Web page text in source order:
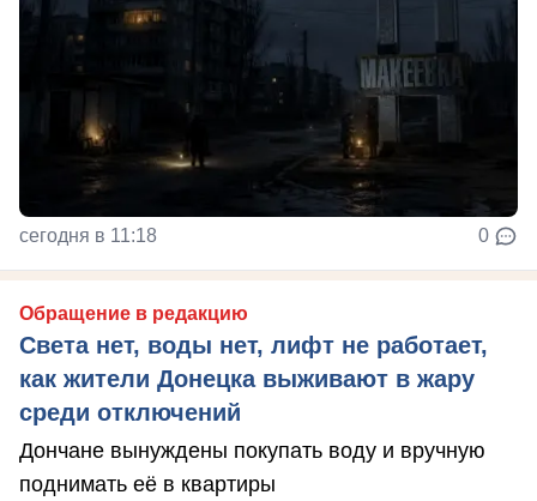
сегодня в 11:18 0
Обращение в редакцию
Света нет, воды нет, лифт не работает,
как жители Донецка выживают в жару
среди отключений
Дончане вынуждены покупать воду и вручную
поднимать её в квартиры